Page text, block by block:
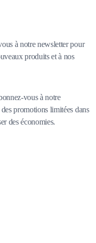
à notre newsletter pour
produits et à nos
vous à notre
promotions limitées dans
des économies.